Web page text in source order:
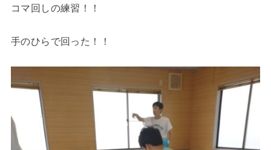
コマ回しの練習！！
手のひらで回った！！